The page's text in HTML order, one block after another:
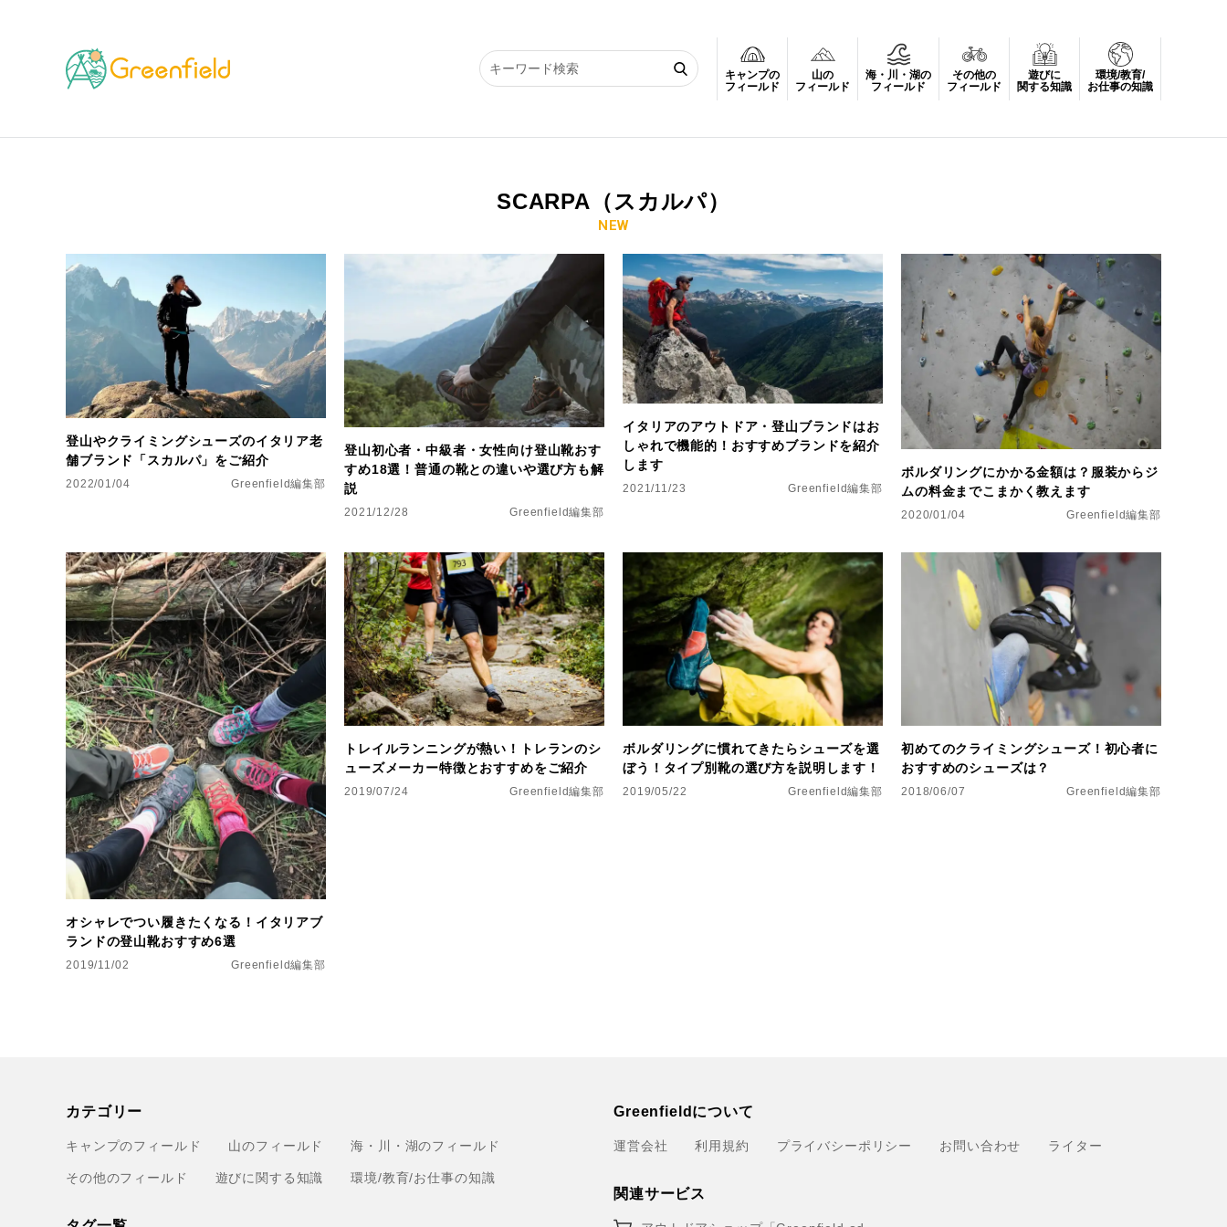
キャンプの
フィールド
山の
フィールド
海・川・湖の
フィールド
その他の
フィールド
遊びに
関する知識
環境/教育/
お仕事の知識
TOP ブランド SCARPA（スカルパ）
SCARPA（スカルパ）
NEW
登山やクライミングシューズのイタリア老
舗ブランド「スカルパ」をご紹介
2022/01/04 Greenfield編集部
登山初心者・中級者・女性向け登山靴おす
すめ18選！普通の靴との違いや選び方も解
説
2021/12/28 Greenfield編集部
イタリアのアウトドア・登山ブランドはお
しゃれで機能的！おすすめブランドを紹介
します
2021/11/23 Greenfield編集部
ボルダリングにかかる金額は？服装からジ
ムの料金までこまかく教えます
2020/01/04 Greenfield編集部
オシャレでつい履きたくなる！イタリアブ
ランドの登山靴おすすめ6選
2019/11/02 Greenfield編集部
トレイルランニングが熱い！トレランのシ
ューズメーカー特徴とおすすめをご紹介
2019/07/24 Greenfield編集部
ボルダリングに慣れてきたらシューズを選
ぼう！タイプ別靴の選び方を説明します！
2019/05/22 Greenfield編集部
初めてのクライミングシューズ！初心者に
おすすめのシューズは？
2018/06/07 Greenfield編集部
カテゴリー
キャンプのフィールド 山のフィールド 海・川・湖のフィールド
その他のフィールド 遊びに関する知識 環境/教育/お仕事の知識
Greenfieldについて
運営会社 利用規約 プライバシーポリシー お問い合わせ ライター
関連サービス